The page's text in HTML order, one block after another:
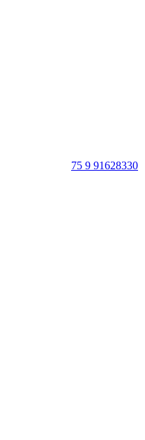
75 9 91628330